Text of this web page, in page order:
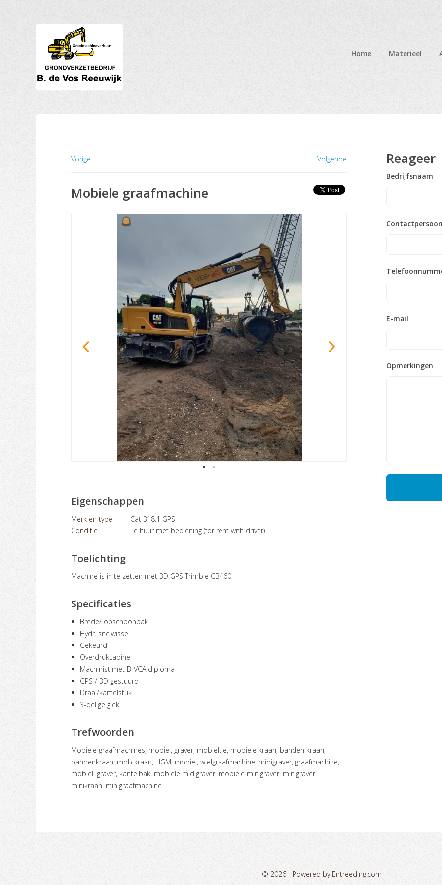
Home Materieel
Vorige Volgende
Mobiele graafmachine
Eigenschappen
Merk en type
Cat 318.1 GPS
Conditie
Te huur met bediening (for rent with driver)
Toelichting
Machine is in te zetten met 3D GPS Trimble CB460
Specificaties
Brede/ opschoonbak
Hydr. snelwissel
Gekeurd
Overdrukcabine
Machinist met B-VCA diploma
GPS / 3D-gestuurd
Draai/kantelstuk
3-delige giek
Trefwoorden
mobiele graafmachines, mobiel, graver, mobieltje, mobiele kraan, banden kraan,
bandenkraan, mob kraan, HGM, mobiel, wielgraafmachine, midigraver, graafmachine,
mobiel, graver, kantelbak, mobiele midigraver, mobiele minigraver, minigraver,
minikraan, minigraafmachine
Reageer
Bedrijfsnaam
E-mail
Opmerkingen
© 2026 - Powered by Entreeding.com